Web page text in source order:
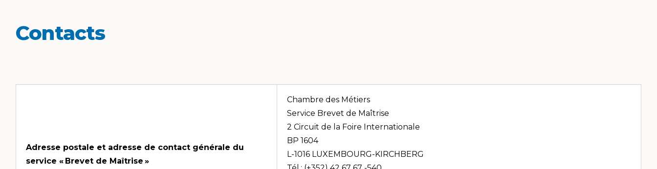
Contacts
Adresse postale et adresse de contact générale du
service « Brevet de Maîtrise »
Chambre des Métiers
Service Brevet de Maîtrise
2 Circuit de la Foire Internationale
BP 1604
L-1016 LUXEMBOURG-KIRCHBERG